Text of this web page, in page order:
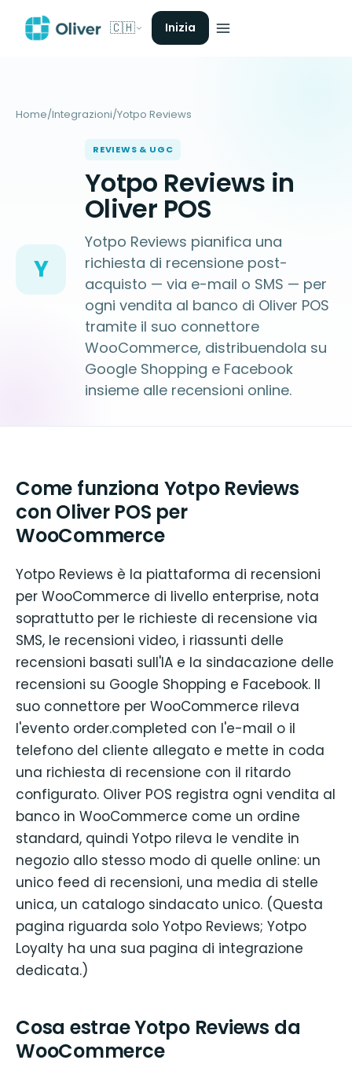
🇨🇭 Inizia
Home/Integrazioni/Yotpo Reviews
Y
REVIEWS & UGC
Yotpo Reviews in
Oliver POS
Yotpo Reviews pianifica una
richiesta di recensione post-
acquisto — via e-mail o SMS — per
ogni vendita al banco di Oliver POS
tramite il suo connettore
WooCommerce, distribuendola su
Google Shopping e Facebook
insieme alle recensioni online.
Come funziona Yotpo Reviews
con Oliver POS per
WooCommerce
Yotpo Reviews è la piattaforma di recensioni
per WooCommerce di livello enterprise, nota
soprattutto per le richieste di recensione via
SMS, le recensioni video, i riassunti delle
recensioni basati sull'IA e la sindacazione delle
recensioni su Google Shopping e Facebook. Il
suo connettore per WooCommerce rileva
l'evento order.completed con l'e-mail o il
telefono del cliente allegato e mette in coda
una richiesta di recensione con il ritardo
configurato. Oliver POS registra ogni vendita al
banco in WooCommerce come un ordine
standard, quindi Yotpo rileva le vendite in
negozio allo stesso modo di quelle online: un
unico feed di recensioni, una media di stelle
unica, un catalogo sindacato unico. (Questa
pagina riguarda solo Yotpo Reviews; Yotpo
Loyalty ha una sua pagina di integrazione
dedicata.)
Cosa estrae Yotpo Reviews da
WooCommerce